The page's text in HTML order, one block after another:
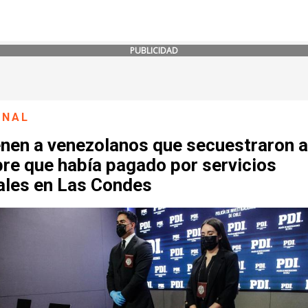
PUBLICIDAD
a venezolanos que secuestraron a
que había pagado por servicios
en Las Condes